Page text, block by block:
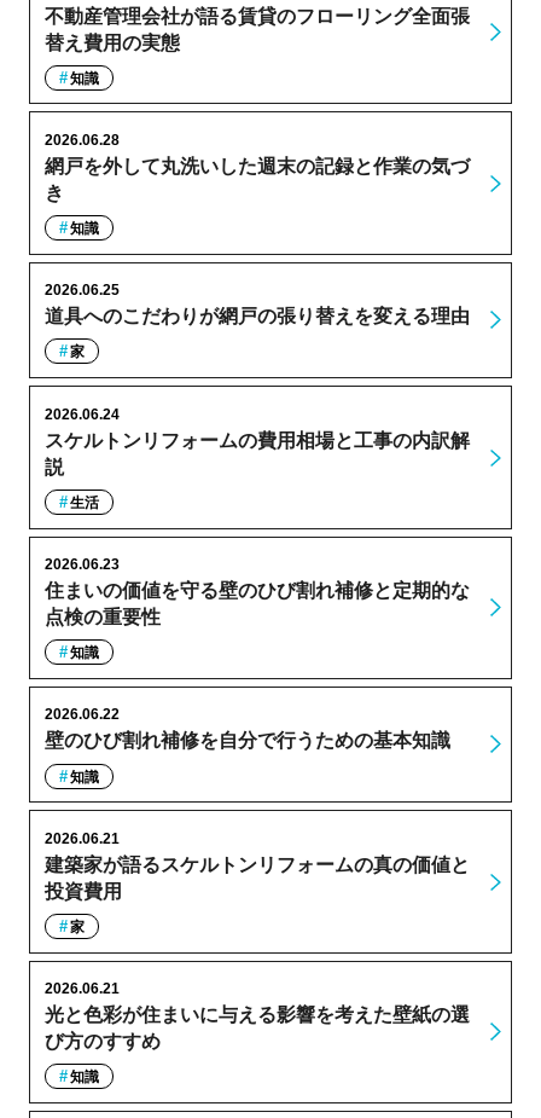
不動産管理会社が語る賃貸のフローリング全面張
替え費用の実態
知識
網戸を外して丸洗いした週末の記録と作業の気づ
き
2026.06.28
知識
道具へのこだわりが網戸の張り替えを変える理由
2026.06.25
家
スケルトンリフォームの費用相場と工事の内訳解
説
2026.06.24
生活
住まいの価値を守る壁のひび割れ補修と定期的な
点検の重要性
2026.06.23
知識
壁のひび割れ補修を自分で行うための基本知識
2026.06.22
知識
建築家が語るスケルトンリフォームの真の価値と
投資費用
2026.06.21
家
光と色彩が住まいに与える影響を考えた壁紙の選
び方のすすめ
2026.06.21
知識